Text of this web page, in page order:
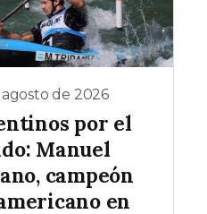
de 2026
por el
Manuel
campeón
en